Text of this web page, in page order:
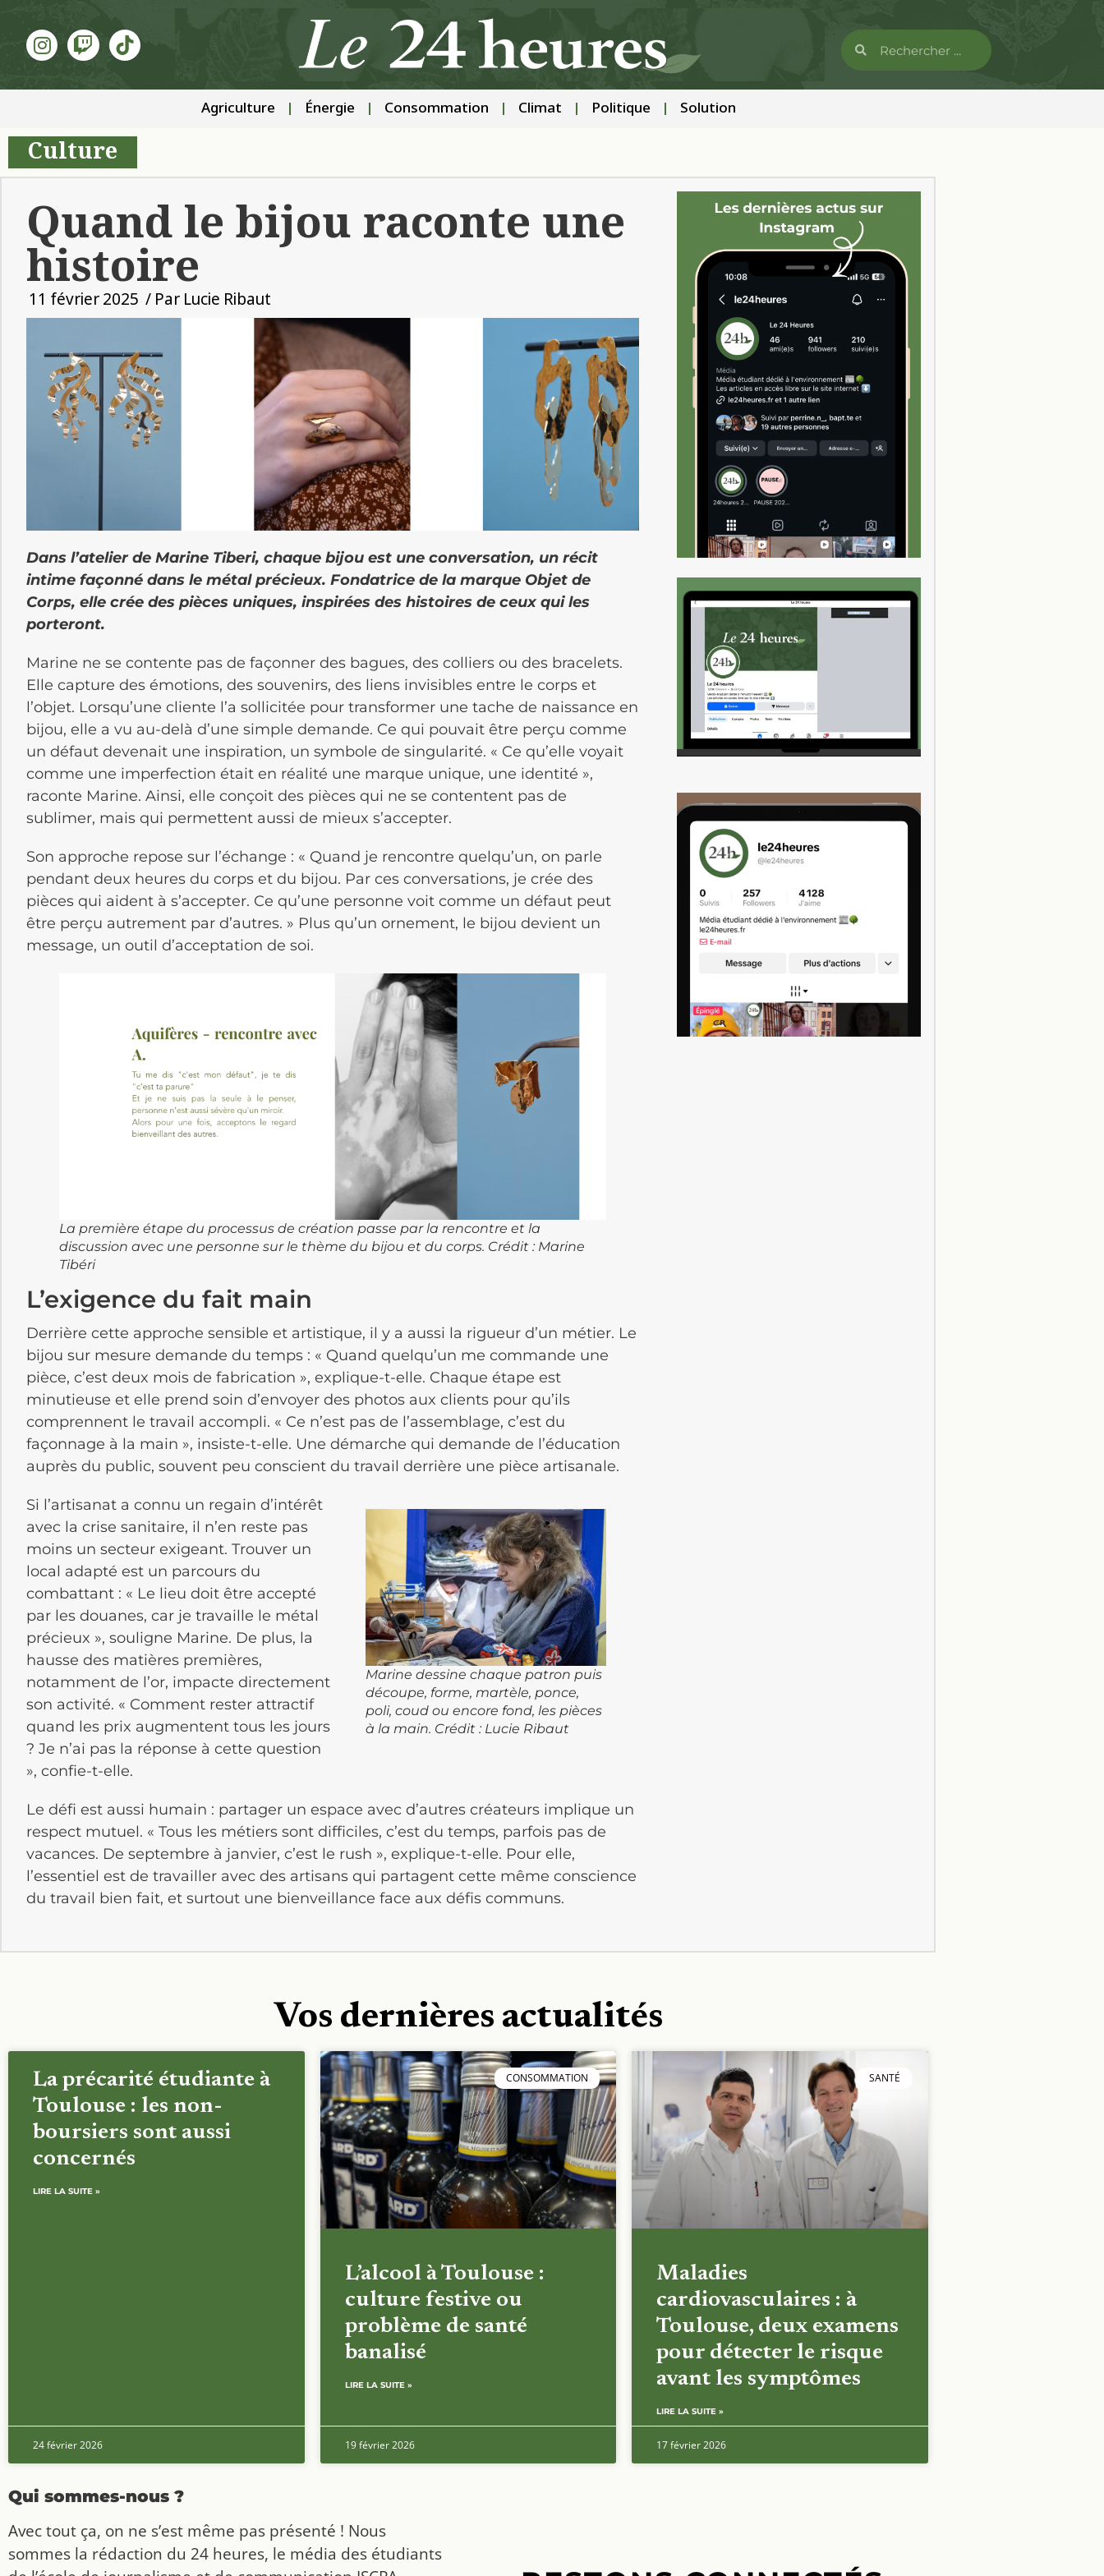
Agriculture Énergie Consommation Climat Politique Solution
Culture
Quand le bijou raconte une
histoire
11 février 2025 / Par Lucie Ribaut
Dans l’atelier de Marine Tiberi, chaque bijou est une conversation, un récit
intime façonné dans le métal précieux. Fondatrice de la marque Objet de
Corps, elle crée des pièces uniques, inspirées des histoires de ceux qui les
porteront.
Marine ne se contente pas de façonner des bagues, des colliers ou des bracelets.
Elle capture des émotions, des souvenirs, des liens invisibles entre le corps et
l’objet. Lorsqu’une cliente l’a sollicitée pour transformer une tache de naissance en
bijou, elle a vu au-delà d’une simple demande. Ce qui pouvait être perçu comme
un défaut devenait une inspiration, un symbole de singularité. « Ce qu’elle voyait
comme une imperfection était en réalité une marque unique, une identité »,
raconte Marine. Ainsi, elle conçoit des pièces qui ne se contentent pas de
sublimer, mais qui permettent aussi de mieux s’accepter.
Son approche repose sur l’échange : « Quand je rencontre quelqu’un, on parle
pendant deux heures du corps et du bijou. Par ces conversations, je crée des
pièces qui aident à s’accepter. Ce qu’une personne voit comme un défaut peut
être perçu autrement par d’autres. » Plus qu’un ornement, le bijou devient un
message, un outil d’acceptation de soi.
La première étape du processus de création passe par la rencontre et la
discussion avec une personne sur le thème du bijou et du corps. Crédit : Marine
Tibéri
L’exigence du fait main
Derrière cette approche sensible et artistique, il y a aussi la rigueur d’un métier. Le
bijou sur mesure demande du temps : « Quand quelqu’un me commande une
pièce, c’est deux mois de fabrication », explique-t-elle. Chaque étape est
minutieuse et elle prend soin d’envoyer des photos aux clients pour qu’ils
comprennent le travail accompli. « Ce n’est pas de l’assemblage, c’est du
façonnage à la main », insiste-t-elle. Une démarche qui demande de l’éducation
auprès du public, souvent peu conscient du travail derrière une pièce artisanale.
Si l’artisanat a connu un regain d’intérêt
avec la crise sanitaire, il n’en reste pas
moins un secteur exigeant. Trouver un
local adapté est un parcours du
combattant : « Le lieu doit être accepté
par les douanes, car je travaille le métal
précieux », souligne Marine. De plus, la
hausse des matières premières,
notamment de l’or, impacte directement
son activité. « Comment rester attractif
quand les prix augmentent tous les jours
? Je n’ai pas la réponse à cette question
», confie-t-elle.
Marine dessine chaque patron puis
découpe, forme, martèle, ponce,
poli, coud ou encore fond, les pièces
à la main. Crédit : Lucie Ribaut
Le défi est aussi humain : partager un espace avec d’autres créateurs implique un
respect mutuel. « Tous les métiers sont difficiles, c’est du temps, parfois pas de
vacances. De septembre à janvier, c’est le rush », explique-t-elle. Pour elle,
l’essentiel est de travailler avec des artisans qui partagent cette même conscience
du travail bien fait, et surtout une bienveillance face aux défis communs.
Vos dernières actualités
La précarité étudiante à
Toulouse : les non-
boursiers sont aussi
concernés
LIRE LA SUITE »
24 février 2026
CONSOMMATION
L’alcool à Toulouse :
culture festive ou
problème de santé
banalisé
LIRE LA SUITE »
19 février 2026
SANTÉ
Maladies
cardiovasculaires : à
Toulouse, deux examens
pour détecter le risque
avant les symptômes
LIRE LA SUITE »
17 février 2026
Qui sommes-nous ?
Avec tout ça, on ne s’est même pas présenté ! Nous
sommes la rédaction du 24 heures, le média des étudiants